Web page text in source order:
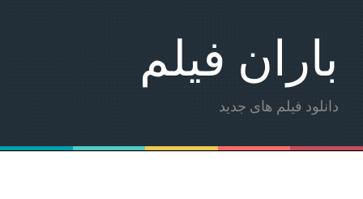
n
باران فیلم
دانلود فیلم های جدید